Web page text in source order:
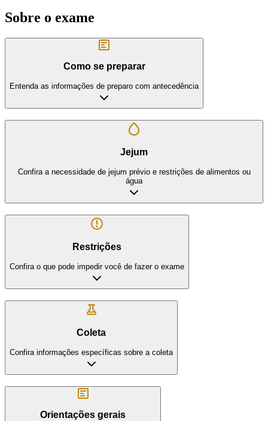
Sobre o exame
Como se preparar
Entenda as informações de preparo com antecedência
Jejum
Confira a necessidade de jejum prévio e restrições de alimentos ou
água
Restrições
Confira o que pode impedir você de fazer o exame
Coleta
Confira informações específicas sobre a coleta
Orientações gerais